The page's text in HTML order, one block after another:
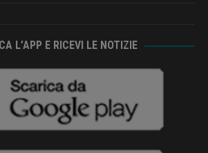
L’APP E RICEVI LE NOTIZIE